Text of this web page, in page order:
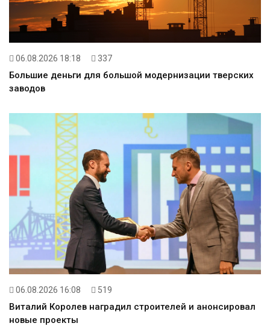
06.08.2026 18:18 337
Большие деньги для большой модернизации тверских
заводов
06.08.2026 16:08 519
Виталий Королев наградил строителей и анонсировал
новые проекты